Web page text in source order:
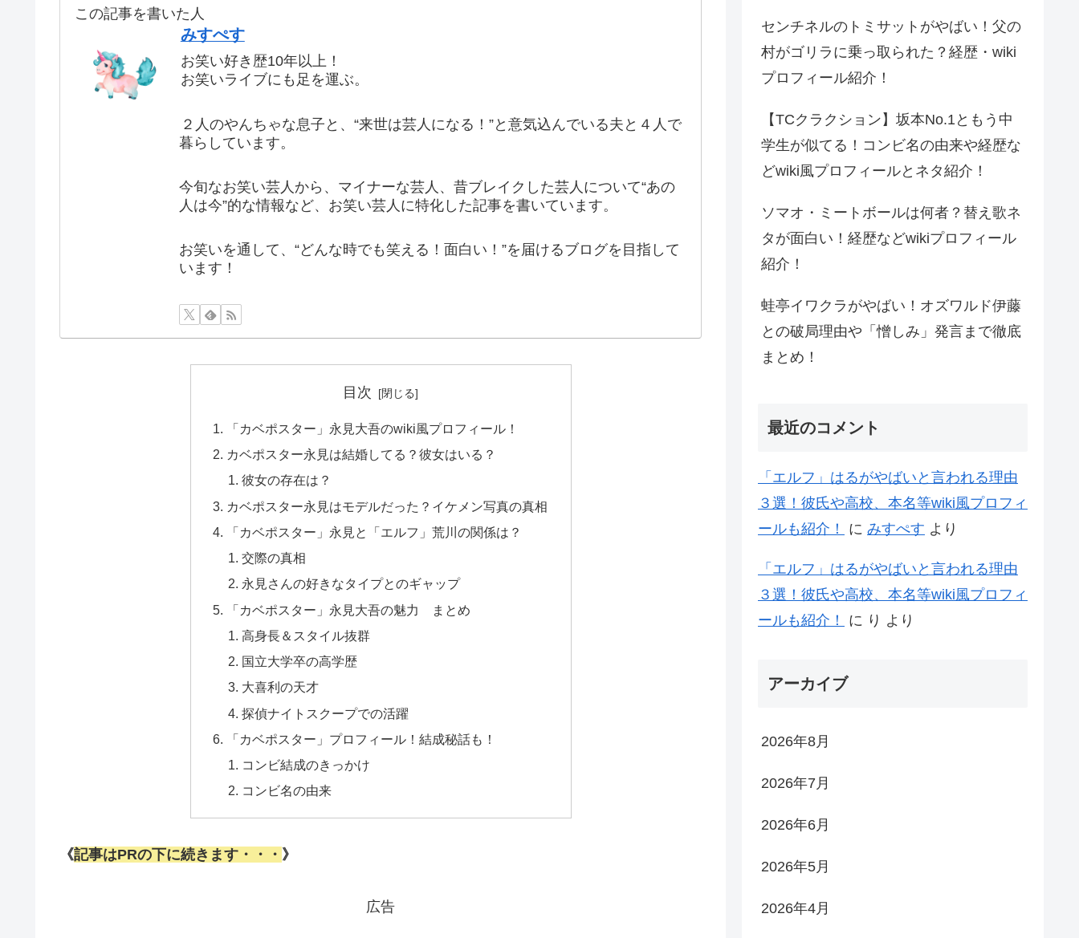
この記事を書いた人
みすぺす
お笑い好き歴10年以上！
お笑いライブにも足を運ぶ。
２人のやんちゃな息子と、“来世は芸人になる！”と意気込んでいる夫と４人で
暮らしています。
今旬なお笑い芸人から、マイナーな芸人、昔ブレイクした芸人について“あの
人は今”的な情報など、お笑い芸人に特化した記事を書いています。
お笑いを通して、“どんな時でも笑える！面白い！”を届けるブログを目指して
います！
目次
「カベポスター」永見大吾のwiki風プロフィール！
カベポスター永見は結婚してる？彼女はいる？
彼女の存在は？
カベポスター永見はモデルだった？イケメン写真の真相
「カベポスター」永見と「エルフ」荒川の関係は？
交際の真相
永見さんの好きなタイプとのギャップ
「カベポスター」永見大吾の魅力 まとめ
高身長＆スタイル抜群
国立大学卒の高学歴
大喜利の天才
探偵ナイトスクープでの活躍
「カベポスター」プロフィール！結成秘話も！
コンビ結成のきっかけ
コンビ名の由来
《記事はPRの下に続きます・・・ 》
広告
センチネルのトミサットがやばい！父の
村がゴリラに乗っ取られた？経歴・wiki
プロフィール紹介！
【TCクラクション】坂本No.1ともう中
学生が似てる！コンビ名の由来や経歴な
どwiki風プロフィールとネタ紹介！
ソマオ・ミートボールは何者？替え歌ネ
タが面白い！経歴などwikiプロフィール
紹介！
蛙亭イワクラがやばい！オズワルド伊藤
との破局理由や「憎しみ」発言まで徹底
まとめ！
最近のコメント
「エルフ」はるがやばいと言われる理由
３選！彼氏や高校、本名等wiki風プロフィ
ールも紹介！
に みすぺす より
「エルフ」はるがやばいと言われる理由
３選！彼氏や高校、本名等wiki風プロフィ
ールも紹介！
に り より
アーカイブ
2026年8月
2026年7月
2026年6月
2026年5月
2026年4月